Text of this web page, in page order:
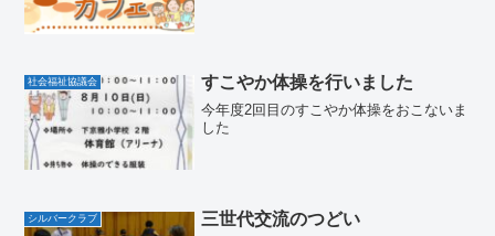
社会福祉協議会 すこやか体操を行いました
今年度2回目のすこやか体操をおこないま
した
シルバークラブ 三世代交流のつどい